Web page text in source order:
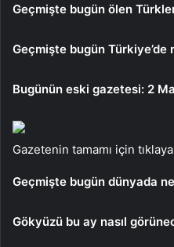
Geçmişte bugün ölen
Geçmişte bugün Türkiye’de
Bugünün eski gazetesi: 2
Gazetenin tamamı için
Geçmişte bugün dünyada
Gökyüzü bu ay nasıl